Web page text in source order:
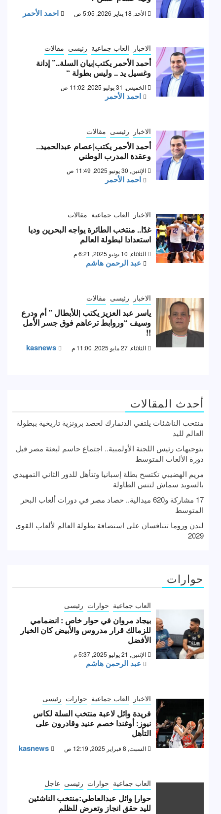
الأحد, 18 يناير 2026, 5:05 ص احمد الأحمر
الاخبار العاب جماعية رئيسى مقالات
أحمد الأحمر يكتب|بيان السلة..” إدانة
وغسيل يد .. وليس بطولة “
الخميس, 31 يوليو 2025, 11:02 ص
احمد الأحمر
الاخبار رئيسى مقالات
أحمد الأحمر يكتب|عصام عبدالحميد..
وعقدة المدرب الوطني
الإثنين, 30 يونيو 2025, 11:49 ص
احمد الأحمر
الاخبار العاب جماعية مقالات
غدًا.. منتخب الطائرة يواجه البحرين وديا
استعدادا لبطولة العالم
الثلاثاء, 10 يونيو 2025, 6:21 م
عبد الرحمن هاشم
الاخبار رئيسى مقالات
ياسر عبد العزيز يكتب |للأبطال ” أم ودرع
وسيف “وروابط ترعاهم فوق جسر الأمل
!!
الثلاثاء, 27 مايو 2025, 11:00 م kasnews
أحدث المقالات
منتخب الناشئات يلتقي الدنمارك لحصد برونزية تاريخية ببطولة
العالم لليد
بتوجيهات رئيس اللجنة الأولمبية.. اجتماع حاسم لبعثة مصر قبل
دورة الألعاب المتوسط
مريم الهضيبي تكتسح بطلة إسبانيا وتتأهل للدور الثاني التمهيدي
بالسويد سماش لتنس الطاولة
17 مشاركة و620 ميدالية.. حصاد مصر في دورات ألعاب البحر
المتوسط
لندن وروما تتنافسان على استضافة بطولة العالم لألعاب القوى
2029
حوارات
العاب جماعية حوارات رئيسى
بيجاد مروان في حوار خاص : انضمامي
للزمالك قرار مدروس والأبيض كان الخيار
الأفضل
الإثنين, 21 يوليو 2025, 5:37 م
عبد الرحمن هاشم
الاخبار العاب جماعية حوارات رئيسى
فريدة وائل لاعبة منتخب السلة لكاس
نيوز: أوغندا خصم عنيد وقادرون على
التأهل
السبت, 8 فبراير 2025, 12:19 ص kasnews
العاب جماعية حوارات رئيسى عاجل
حوار| وائل عبدالعاطي:منتخب الناشئين
لليد حقق انجاز وتعرض للظلم